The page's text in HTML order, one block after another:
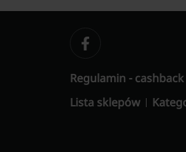
Regulamin - cashback
Lista sklepów